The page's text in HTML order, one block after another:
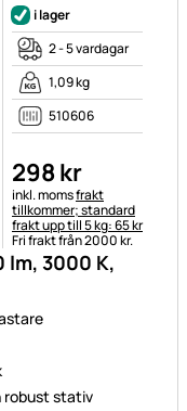
lm, 3000 K,
robust stativ
i lager
2 - 5 vardagar
1,09 kg
510606
298kr
Skatteinformation:
inkl. momsfrakt
tillkommer; standard
frakt upp till 5 kg: 65 kr
Fri frakt från 2000 kr.